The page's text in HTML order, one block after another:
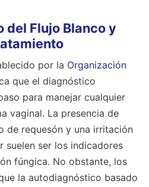
del Flujo Blanco y
por la Organización
que el diagnóstico
para manejar cualquier
vaginal. La presencia de
de requesón y una irritación
suelen ser los indicadores
fúngica. No obstante, los
la autodiagnóstico basado